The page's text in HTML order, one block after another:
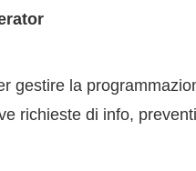
gestire la
richieste di info,